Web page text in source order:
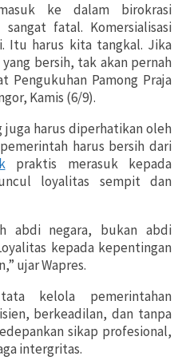
ke dalam birokrasi
fatal. Komersialisasi
Itu harus kita tangkal. Jika
bersih, tak akan pernah
Pengukuhan Pamong Praja
Kamis (6/9).
juga harus diperhatikan oleh
harus bersih dari
praktis merasuk kepada
loyalitas sempit dan
abdi negara, bukan abdi
kepada kepentingan
ujar Wapres.
kelola pemerintahan
berkeadilan, dan tanpa
sikap profesional,
intergritas.